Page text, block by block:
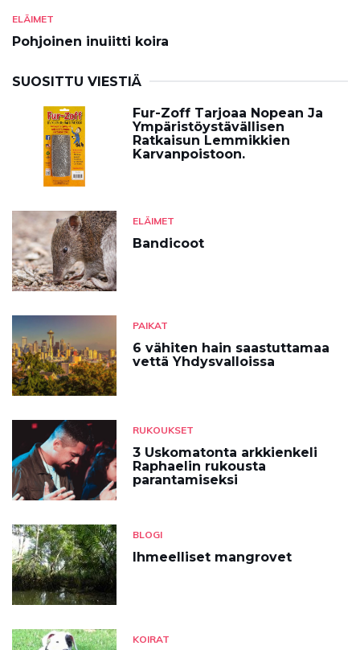
ELÄIMET
Pohjoinen inuiitti koira
SUOSITTU VIESTIÄ
Fur-Zoff Tarjoaa Nopean Ja
Ympäristöystävällisen
Ratkaisun Lemmikkien
Karvanpoistoon.
ELÄIMET
Bandicoot
PAIKAT
6 vähiten hain saastuttamaa
vettä Yhdysvalloissa
RUKOUKSET
3 Uskomatonta arkkienkeli
Raphaelin rukousta
parantamiseksi
BLOGI
Ihmeelliset mangrovet
KOIRAT